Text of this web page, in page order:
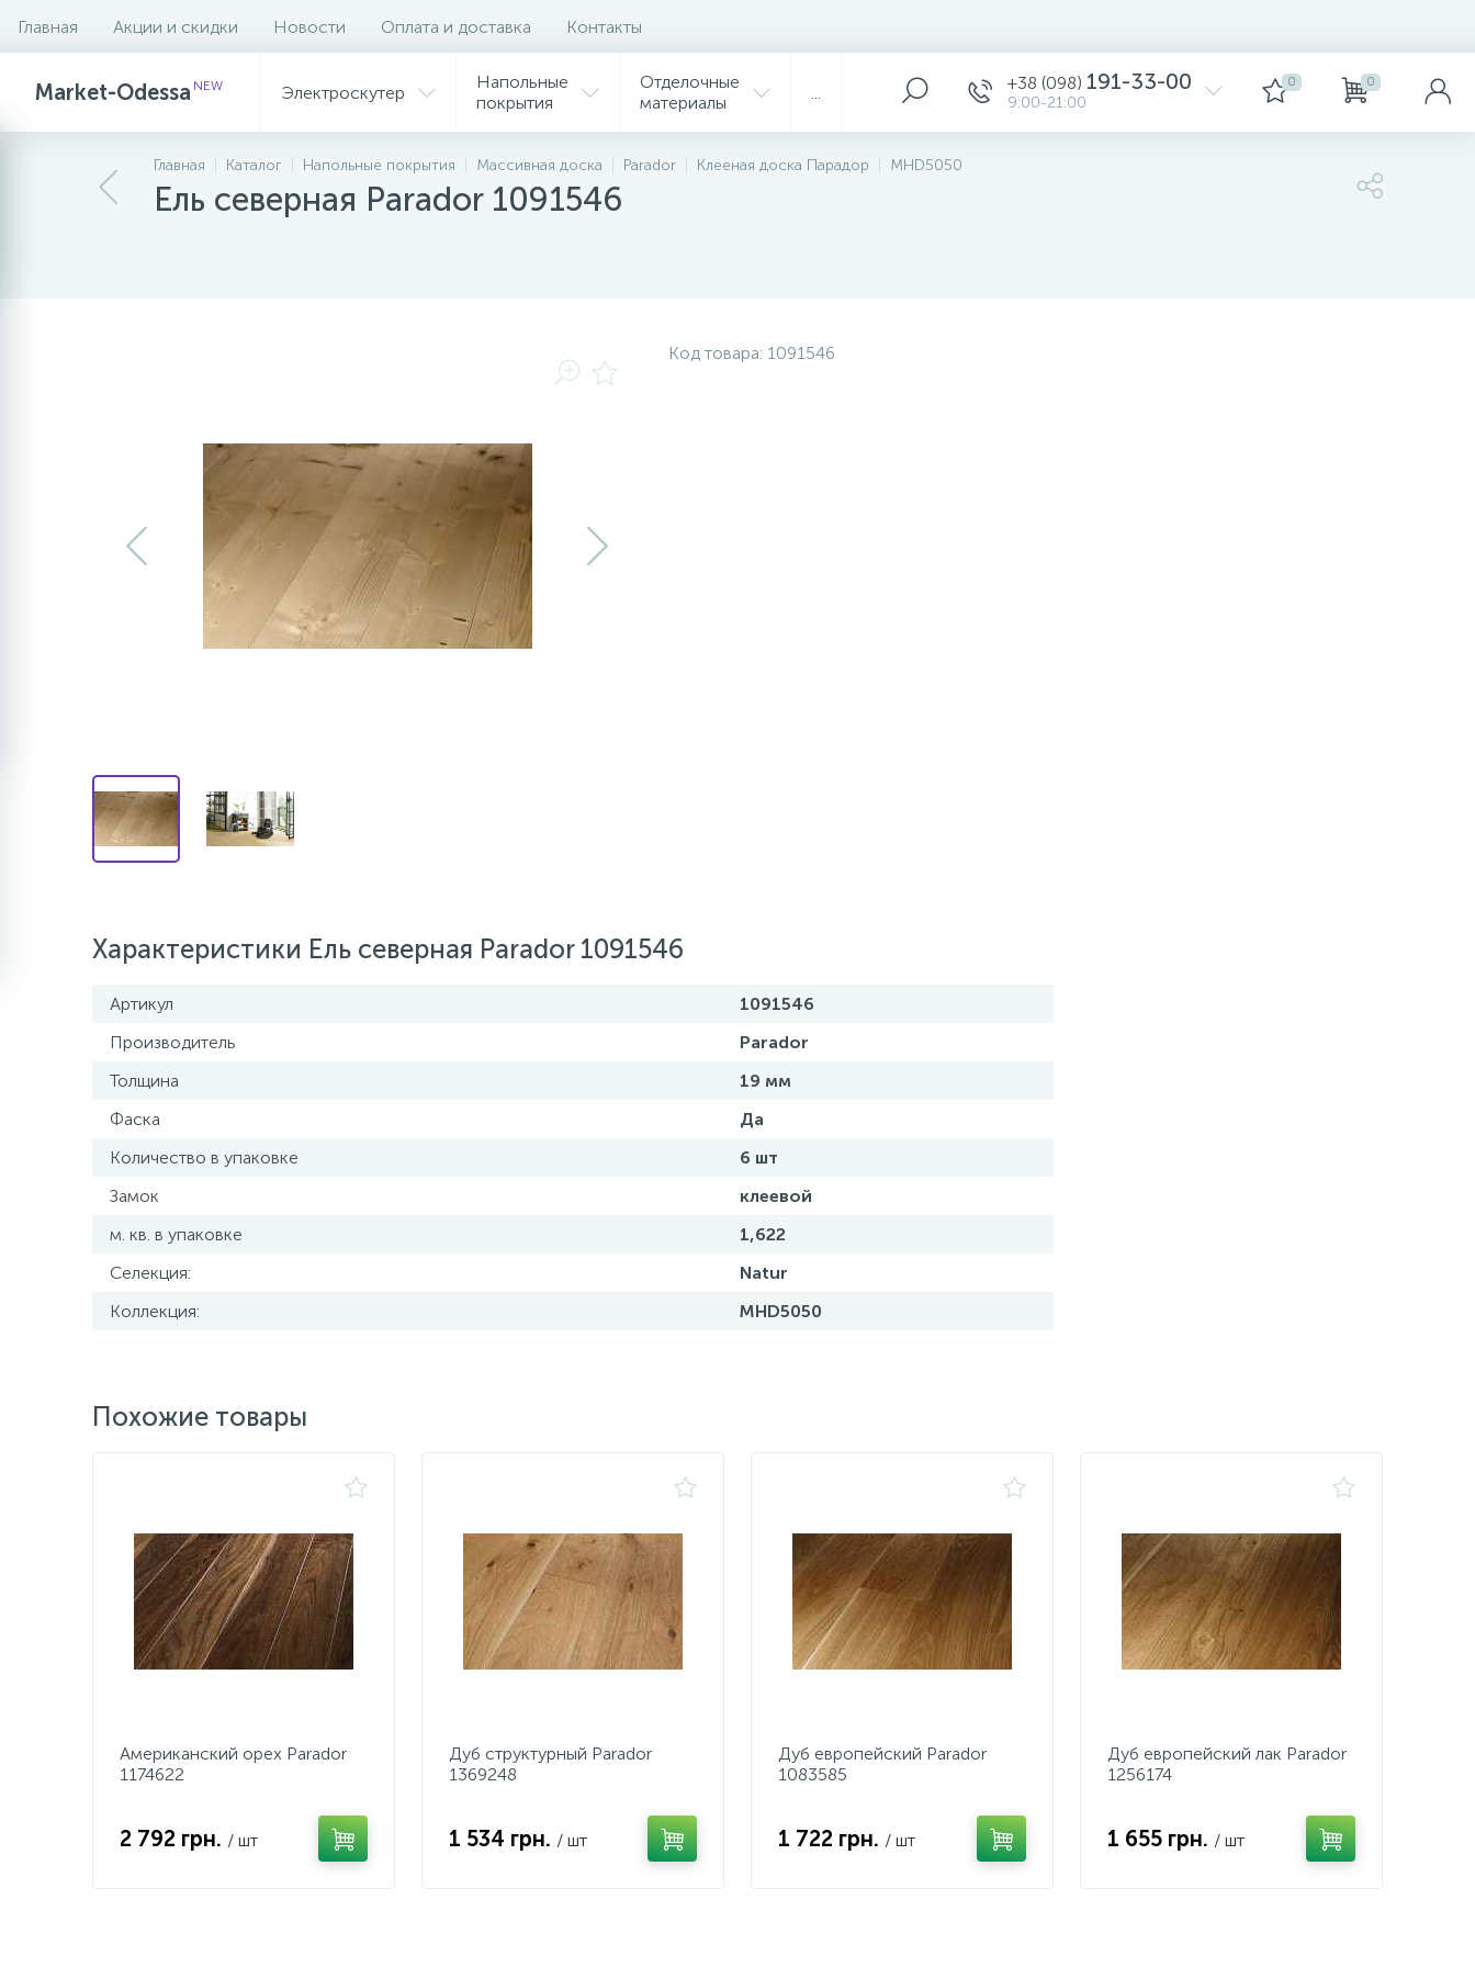
Главная Акции и скидки Новости Оплата и доставка Контакты
Market-Odessa NEW Электроскутер
Напольные
покрытия
Отделочные
материалы
+38 (098) 191-33-00
9:00-21:00
0 0
Главная Каталог Напольные покрытия Массивная доска Parador Клееная доска Парадор MHD5050
Ель северная Parador 1091546
Описание Характеристики
Код товара: 1091546
Характеристики Ель северная Parador 1091546
Артикул
1091546
Производитель
Parador
Толщина
19 мм
Фаска
Да
Количество в упаковке
6 шт
Замок
клеевой
м. кв. в упаковке
1,622
Селекция:
Natur
Коллекция:
MHD5050
Похожие товары
Американский орех Parador
1174622
2 792 грн. / шт
Дуб структурный Parador
1369248
1 534 грн. / шт
Дуб европейский Parador
1083585
1 722 грн. / шт
Дуб европейский лак Parador
1256174
1 655 грн. / шт